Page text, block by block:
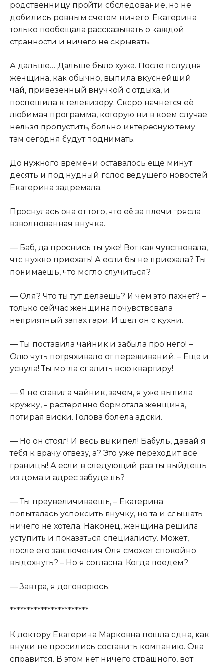
родственницу пройти обследование, но не
добились ровным счетом ничего. Екатерина
только пообещала рассказывать о каждой
странности и ничего не скрывать.
А дальше… Дальше было хуже. После полудня
женщина, как обычно, выпила вкуснейший
чай, привезенный внучкой с отдыха, и
поспешила к телевизору. Скоро начнется её
любимая программа, которую ни в коем случае
нельзя пропустить, больно интересную тему
там сегодня будут поднимать.
До нужного времени оставалось еще минут
десять и под нудный голос ведущего новостей
Екатерина задремала.
Проснулась она от того, что её за плечи трясла
взволнованная внучка.
— Баб, да проснись ты уже! Вот как чувствовала,
что нужно приехать! А если бы не приехала? Ты
понимаешь, что могло случиться?
— Оля? Что ты тут делаешь? И чем это пахнет? –
только сейчас женщина почувствовала
неприятный запах гари. И шел он с кухни.
— Ты поставила чайник и забыла про него! –
Олю чуть потряхивало от переживаний. – Еще и
уснула! Ты могла спалить всю квартиру!
— Я не ставила чайник, зачем, я уже выпила
кружку, – растерянно бормотала женщина,
потирая виски. Голова болела адски.
— Но он стоял! И весь выкипел! Бабуль, давай я
тебя к врачу отвезу, а? Это уже переходит все
границы! А если в следующий раз ты выйдешь
из дома и адрес забудешь?
— Ты преувеличиваешь, – Екатерина
попыталась успокоить внучку, но та и слышать
ничего не хотела. Наконец, женщина решила
уступить и показаться специалисту. Может,
после его заключения Оля сможет спокойно
выдохнуть? – Но я согласна. Когда поедем?
— Завтра, я договорюсь.
***********************
К доктору Екатерина Марковна пошла одна, как
внуки не просились составить компанию. Она
справится. В этом нет ничего страшного, вот